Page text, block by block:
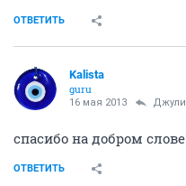
ОТВЕТИТЬ
Kalista
guru
16 мая 2013 Джули
спасибо на добром слове
ОТВЕТИТЬ